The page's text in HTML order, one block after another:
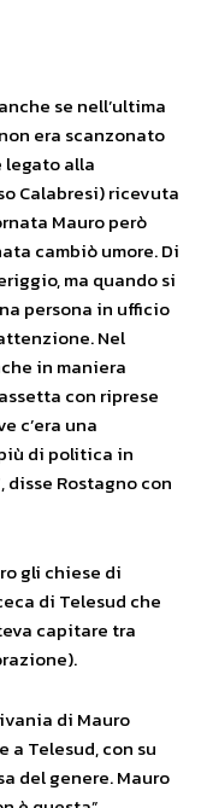
se nell’ultima
era scanzonato
legato alla
Calabresi) ricevuta
Mauro però
cambiò umore. Di
ma quando si
persona in ufficio
Nel
in maniera
con riprese
c’era una
di politica in
disse Rostagno con
gli chiese di
di Telesud che
capitare tra
di Mauro
a Telesud, con su
del genere. Mauro